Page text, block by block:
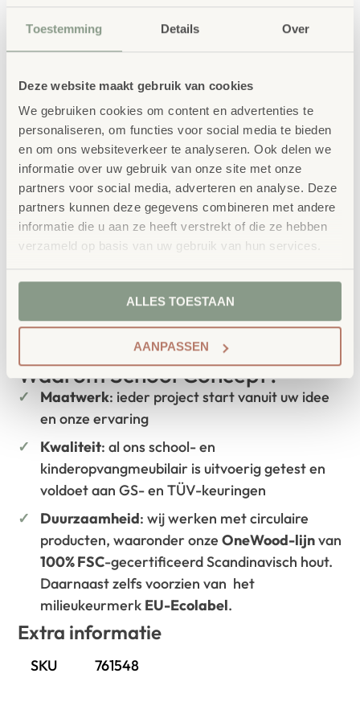
Toestemming Details Over
Deze website maakt gebruik van cookies
We gebruiken cookies om content en advertenties te
personaliseren, om functies voor social media te bieden
en om ons websiteverkeer te analyseren. Ook delen we
informatie over uw gebruik van onze site met onze
partners voor social media, adverteren en analyse. Deze
partners kunnen deze gegevens combineren met andere
informatie die u aan ze heeft verstrekt of die ze hebben
verzameld op basis van uw gebruik van hun services.
ALLES TOESTAAN
AANPASSEN
Vertrouwdbestellen bij School
Concept
School Concept is de specialist in
onderwijsmeubilair. Wij geloven dat een
leeromgeving inspireert wanneer deze
Waarom School Concept?
Maatwerk: ieder project start vanuit uw idee
en onze ervaring
Kwaliteit: al ons school- en
kinderopvangmeubilair is uitvoerig getest en
voldoet aan GS- en TÜV-keuringen
Duurzaamheid: wij werken met circulaire
producten, waaronder onzeOneWood-lijnvan
100% FSC-gecertificeerd Scandinavisch hout.
Daarnaast zelfs voorzien van het
milieukeurmerk EU-Ecolabel.
Extra informatie
SKU 761548